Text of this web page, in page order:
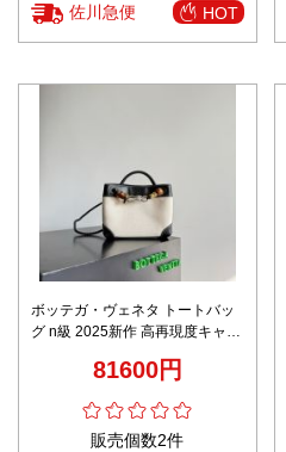
佐川急便 HOT
ボッテガ・ヴェネタ トートバッ
グ n級 2025新作 高再現度キャン
安心お届け81600円
販売個数2件